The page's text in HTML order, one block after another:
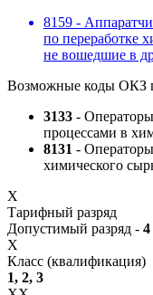
8159 -
по переработке
не вошедшие в
Возможные коды ОКЗ
3133 -
процессами в
8131 -
химического
X
Тарифный разряд
Допустимый разряд - 4
X
Класс (квалификация)
1, 2, 3